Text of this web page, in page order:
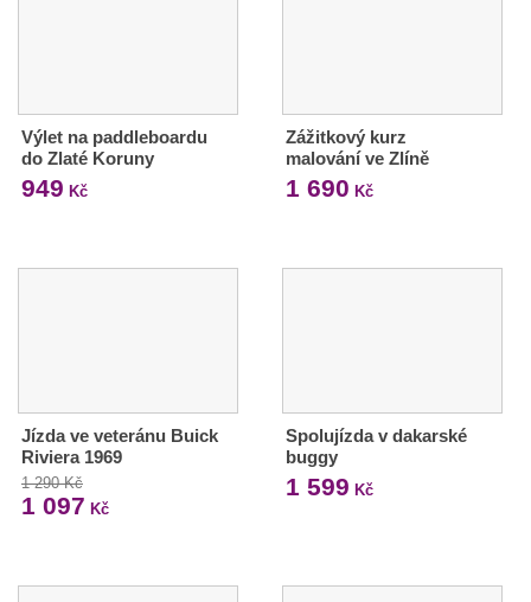
Výlet na paddleboardu
do Zlaté Koruny
949 Kč
Zážitkový kurz
malování ve Zlíně
1 690 Kč
Jízda ve veteránu Buick
Riviera 1969
1 290 Kč
1 097 Kč
Spolujízda v dakarské
buggy
1 599 Kč